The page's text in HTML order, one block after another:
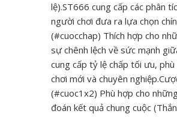
lệ).ST666 cung cấp các phân
người chơi đưa ra lựa chọn
(#cuocchap) Thích hợp cho
sự chênh lệch về sức mạnh
cung cấp tỷ lệ chấp tối ưu,
chơi mới và chuyên
(#cuoc1x2) Phù hợp cho
đoán kết quả chung cuộc